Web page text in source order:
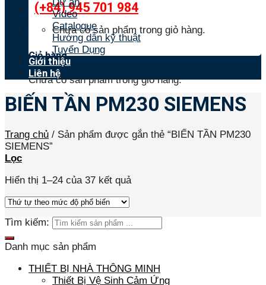
(+84) 945 701 984
Chưa có sản phẩm trong giỏ hàng.
Giỏ hàng
Chưa có sản phẩm trong giỏ hàng.
Video
Catalogue
Hướng dẫn kỹ thuật
Tuyển Dụng
Giới thiệu
Liên hệ
BIẾN TẦN PM230 SIEMENS
Trang chủ / Sản phẩm được gắn thẻ “BIẾN TẦN PM230
SIEMENS”
Lọc
Hiển thị 1–24 của 37 kết quả
Tìm kiếm:
Danh mục sản phẩm
THIẾT BỊ NHÀ THÔNG MINH
Thiết Bị Vệ Sinh Cảm Ứng